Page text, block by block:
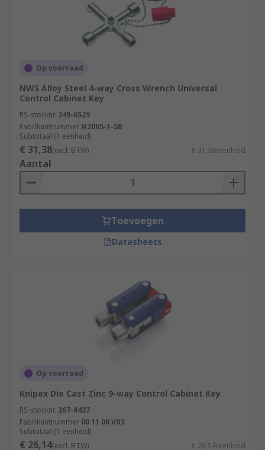
Op voorraad
NWS Alloy Steel 4-way Cross Wrench Universal
Control Cabinet Key
RS-stocknr. 249-6529
Fabrikantnummer N2005-1-SB
Subtotaal (1 eenheid)
€ 31,38(excl. BTW) € 31,38/eenheid
Aantal
Toevoegen
Datasheets
Op voorraad
Knipex Die Cast Zinc 9-way Control Cabinet Key
RS-stocknr. 267-8437
Fabrikantnummer 00 11 06 V03
Subtotaal (1 eenheid)
€ 26,14(excl. BTW) € 26,14/eenheid